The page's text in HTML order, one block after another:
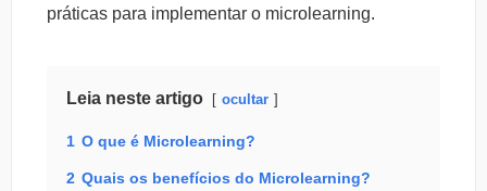
práticas para implementar o microlearning.
Leia neste artigo ocultar
1 O que é Microlearning?
2 Quais os benefícios do Microlearning?